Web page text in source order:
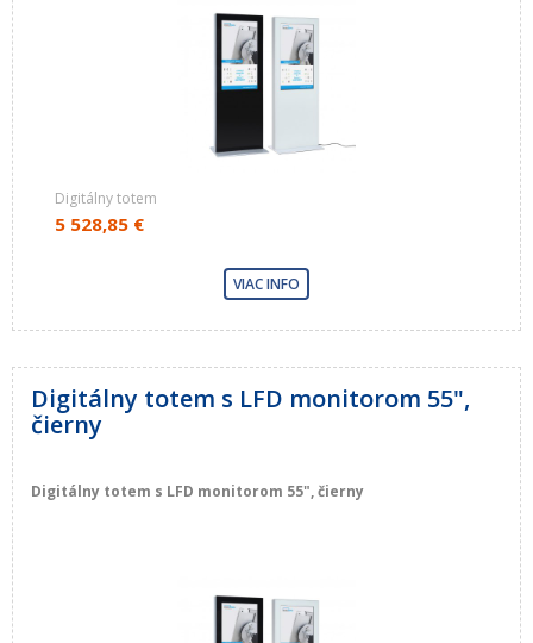
Digitálny totem
5 528,85 €
VIAC INFO
Digitálny totem s LFD monitorom 55",
čierny
Digitálny totem s LFD monitorom 55", čierny